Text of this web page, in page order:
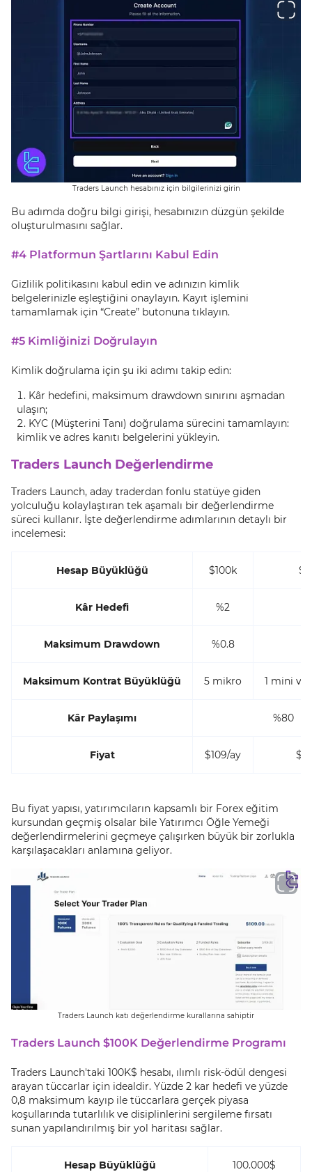
Traders Launch hesabınız için bilgilerinizi girin
Bu adımda doğru bilgi girişi, hesabınızın düzgün şekilde
oluşturulmasını sağlar.
#4 Platformun Şartlarını Kabul Edin
Gizlilik politikasını kabul edin ve adınızın kimlik
belgelerinizle eşleştiğini onaylayın. Kayıt işlemini
tamamlamak için “Create” butonuna tıklayın.
#5 Kimliğinizi Doğrulayın
Kimlik doğrulama için şu iki adımı takip edin:
Kâr hedefini, maksimum drawdown sınırını aşmadan
ulaşın;
KYC (Müşterini Tanı) doğrulama sürecini tamamlayın:
kimlik ve adres kanıtı belgelerini yükleyin.
Traders Launch Değerlendirme
Traders Launch, aday traderdan fonlu statüye giden
yolculuğu kolaylaştıran tek aşamalı bir değerlendirme
süreci kullanır. İşte değerlendirme adımlarının detaylı bir
incelemesi:
Hesap Büyüklüğü $100k
Kâr Hedefi %2
Maksimum Drawdown %0.8
Maksimum Kontrat Büyüklüğü 5 mikro 1 mini
Kâr Paylaşımı %80
Fiyat $109/ay
Bu fiyat yapısı, yatırımcıların kapsamlı bir Forex eğitim
kursundan geçmiş olsalar bile Yatırımcı Öğle Yemeği
değerlendirmelerini geçmeye çalışırken büyük bir zorlukla
karşılaşacakları anlamına geliyor.
Traders Launch katı değerlendirme kurallarına sahiptir
Traders Launch $100K Değerlendirme Programı
Traders Launch'taki 100K$ hesabı, ılımlı risk-ödül dengesi
arayan tüccarlar için idealdir. Yüzde 2 kar hedefi ve yüzde
0,8 maksimum kayıp ile tüccarlara gerçek piyasa
koşullarında tutarlılık ve disiplinlerini sergileme fırsatı
sunan yapılandırılmış bir yol haritası sağlar.
Hesap Büyüklüğü 100.000$